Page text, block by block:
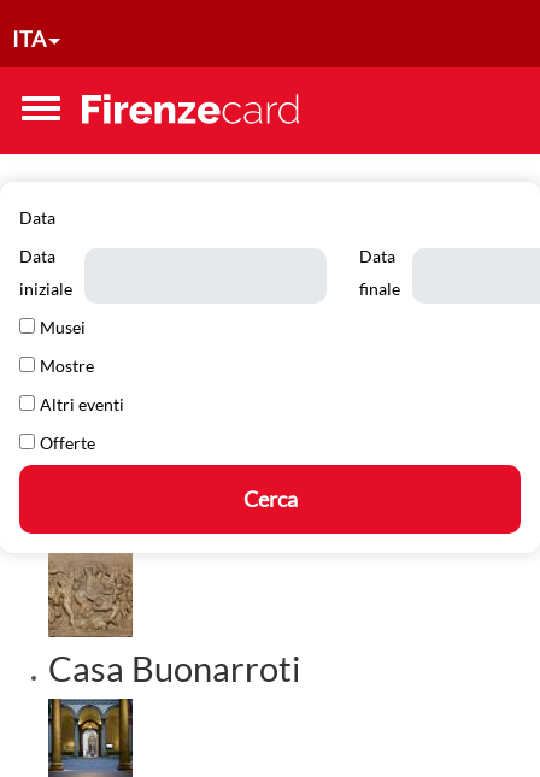
ITA
Toggle
Data
Data
iniziale
Data
finale
Musei
Mostre
Altri eventi
Offerte
Cerca
Casa Buonarroti